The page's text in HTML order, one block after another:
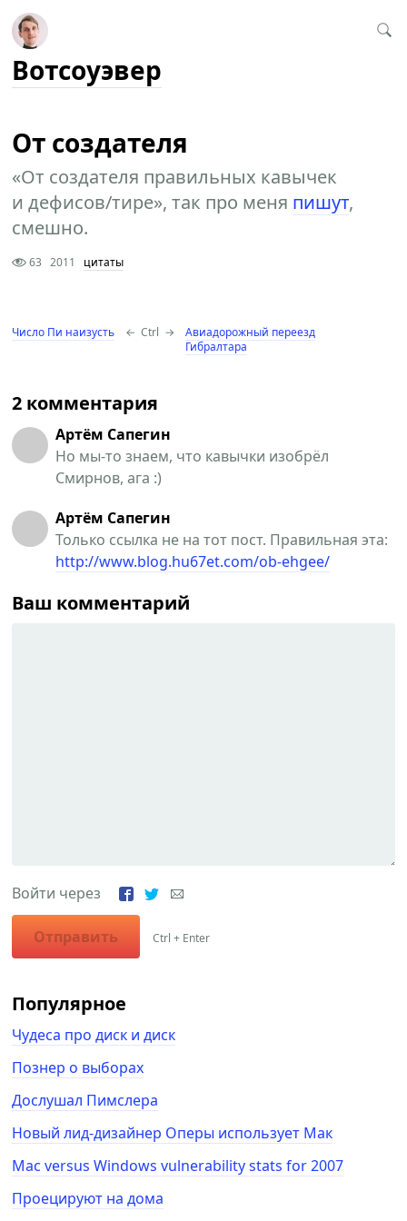
Вотсоуэвер
От создателя
«От создателя правильных кавычек
и дефисов/тире», так про меня пишут,
смешно.
63 2011 цитаты
Число Пи наизусть ← Ctrl →
Авиадорожный переезд
Гибралтара
2 комментария
Артём Сапегин
Но мы-то знаем, что кавычки изобрёл
Смирнов, ага :)
Артём Сапегин
Только ссылка не на тот пост. Правильная эта:
http://www.blog.hu67et.com/ob-ehgee/
Ваш комментарий
Войти через
Отправить Ctrl + Enter
Популярное
Чудеса про диск и диск
Познер о выборах
Дослушал Пимслера
Новый лид-дизайнер Оперы использует Мак
Mac versus Windows vulnerability stats for 2007
Проецируют на дома